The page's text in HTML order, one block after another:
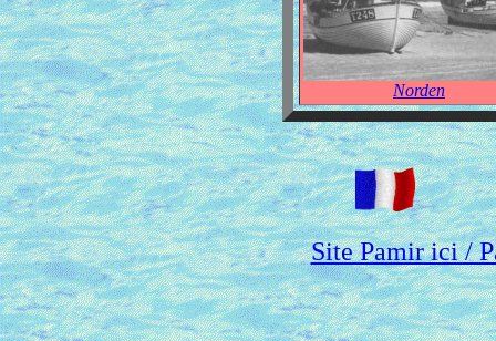
Norden
Site Pamir ici /